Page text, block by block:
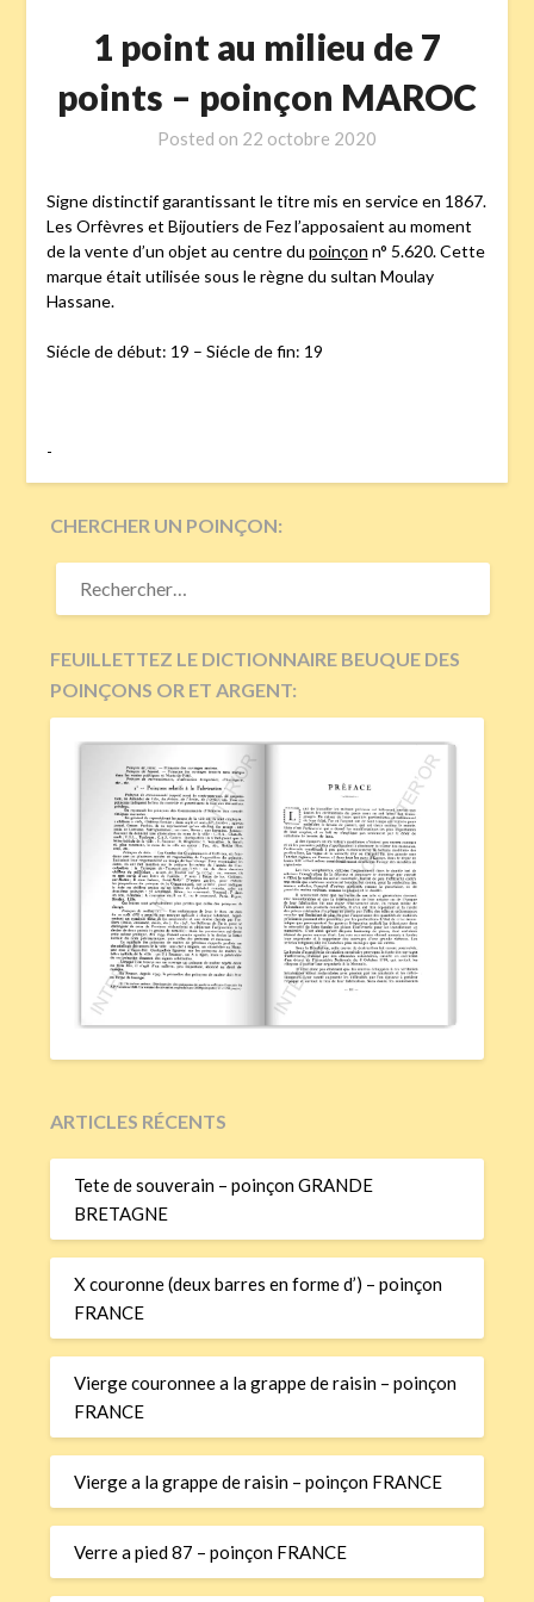
1 point au milieu de 7
points – poinçon MAROC
Posted on 22 octobre 2020
Signe distinctif garantissant le titre mis en service en 1867.
Les Orfèvres et Bijoutiers de Fez l’apposaient au moment
de la vente d’un objet au centre du poinçon n° 5.620. Cette
marque était utilisée sous le règne du sultan Moulay
Hassane.
Siécle de début: 19 – Siécle de fin: 19
-
CHERCHER UN POINÇON:
RECHERCHER :
FEUILLETTEZ LE DICTIONNAIRE BEUQUE DES
POINÇONS OR ET ARGENT:
ARTICLES RÉCENTS
Tete de souverain – poinçon GRANDE
BRETAGNE
X couronne (deux barres en forme d’) – poinçon
FRANCE
Vierge couronnee a la grappe de raisin – poinçon
FRANCE
Vierge a la grappe de raisin – poinçon FRANCE
Verre a pied 87 – poinçon FRANCE